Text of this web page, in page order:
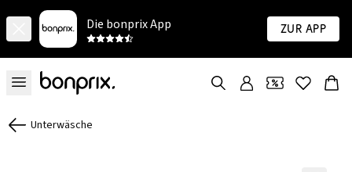
Die bonprix App Zur App
Unterwäsche